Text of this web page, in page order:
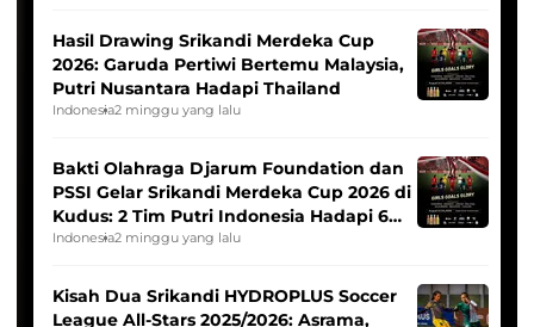
Hasil Drawing Srikandi Merdeka Cup
2026: Garuda Pertiwi Bertemu Malaysia,
Putri Nusantara Hadapi Thailand
Indonesia2 minggu yang lalu
Bakti Olahraga Djarum Foundation dan
PSSI Gelar Srikandi Merdeka Cup 2026 di
Kudus: 2 Tim Putri Indonesia Hadapi 6
Tim Asia
Indonesia2 minggu yang lalu
Kisah Dua Srikandi HYDROPLUS Soccer
League All-Stars 2025/2026: Asrama,